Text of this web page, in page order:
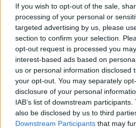
If you wish to opt-out of the sale,
processing of your personal or
targeted advertising by us, please
section to confirm your selection.
opt-out request is processed you
interest-based ads based on
us or personal information disclosed
your opt-out. You may separately
disclosure of your personal
IAB’s list of downstream
also be disclosed by us to third
Downstream Participants that may
12:46
Βλάβη σε ταχύπλοο από Σαντορίνη
λιμάνι με ασφάλεια 1.123 επιβάτες
12:42
Στο 3,4% υποχώρησε ο
12:39
Xειροπέδες σε 16χρονο στη
κατηγορία προπαγανδιστικής
κίνητρο